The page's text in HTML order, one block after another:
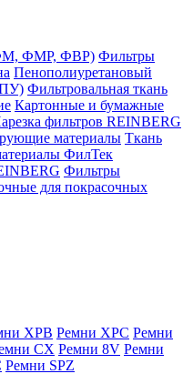
ФМР, ФВР) Фильтры
Пенополиуретановый
Фильтровальная ткань
Картонные и бумажные
фильтров REINBERG
материалы Ткань
ФилТек
Фильтры
для покрасочных
XPB Ремни XPC Ремни
CX Ремни 8V Ремни
Ремни SPZ